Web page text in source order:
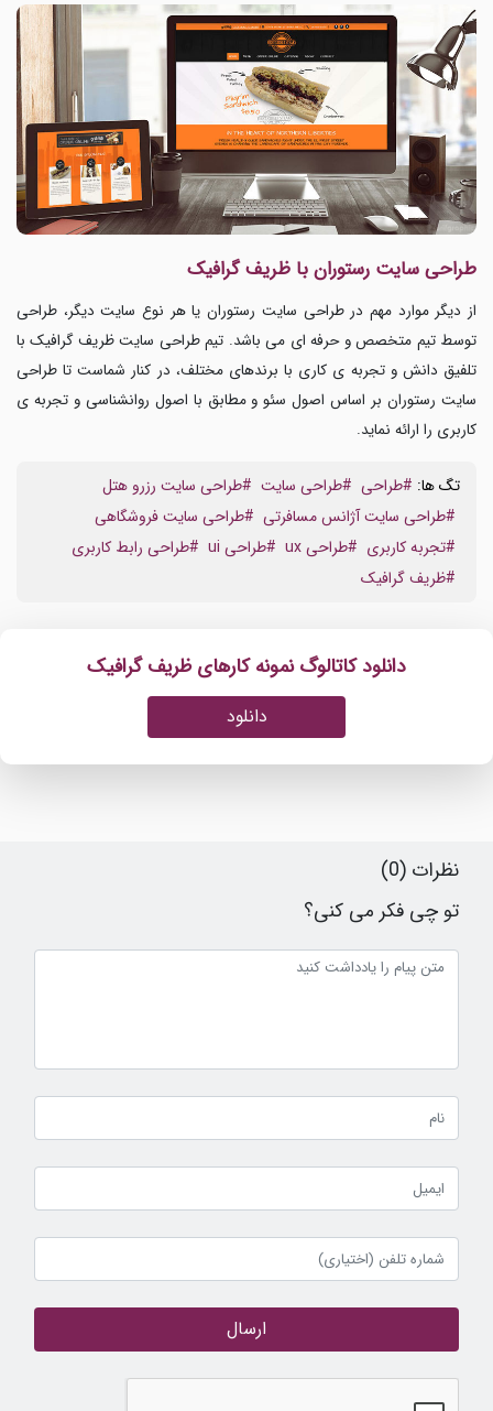
طراحی سایت رستوران با ظریف گرافیک
از دیگر موارد مهم در طراحی سایت رستوران یا هر نوع سایت دیگر، طراحی
توسط تیم متخصص و حرفه ای می باشد. تیم طراحی سایت ظریف گرافیک با
تلفیق دانش و تجربه ی کاری با برندهای مختلف، در کنار شماست تا طراحی
سایت رستوران بر اساس اصول سئو و مطابق با اصول روانشناسی و تجربه ی
کاربری را ارائه نماید.
تگ ها: #طراحی #طراحی سایت #طراحی سایت رزرو هتل
#طراحی سایت آژانس مسافرتی #طراحی سایت فروشگاهی
#تجربه کاربری #طراحی ux #طراحی ui
#طراحی رابط کاربری
#ظریف گرافیک
دانلود کاتالوگ نمونه کارهای ظریف گرافیک
دانلود
نظرات (0)
تو چی فکر می کنی؟
ارسال